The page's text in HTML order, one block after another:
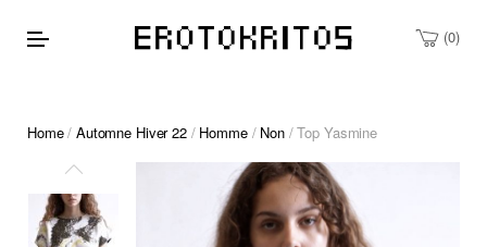
0
Home/Automne Hiver 22/ Homme/ Non/ Top Yasmine